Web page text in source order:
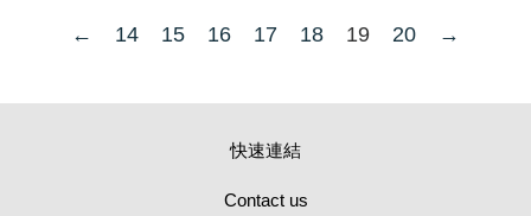
← 14 15 16 17 18 19 20 →
快速連結
Contact us